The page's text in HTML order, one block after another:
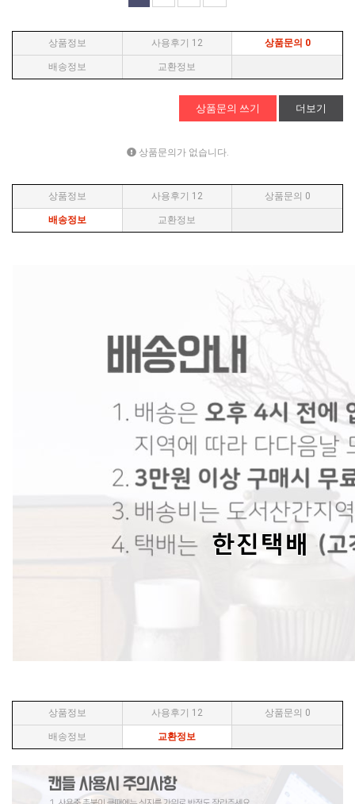
상품정보 사용후기 12 상품문의 0
배송정보 교환정보
상품문의 쓰기 더보기
상품문의가 없습니다.
상품정보 사용후기 12 상품문의 0
배송정보 교환정보
상품정보 사용후기 12 상품문의 0
배송정보 교환정보